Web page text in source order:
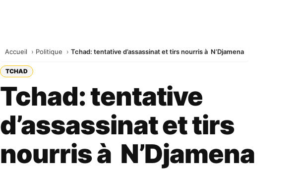
Accueil Politique Tchad: tentative d’assassinat et tirs nourris à N’Djamena
TCHAD
Tchad: tentative
d’assassinat et tirs
nourris à N’Djamena